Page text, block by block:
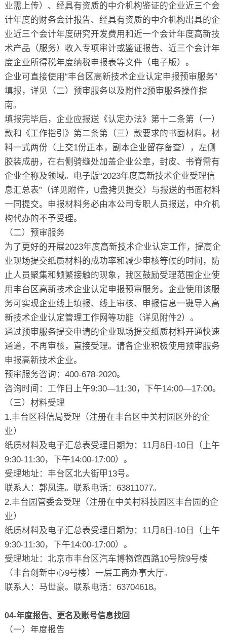
业需上传）、经具有资质的中介机构鉴证的企业近三个会
计年度的财务会计报告、经具有资质的中介机构出具的企
业近三个会计年度研究开发费用和近一个会计年度高新技
术产品（服务）收入专项审计或鉴证报告、近三个会计年
度企业所得税年度纳税申报表等文件（电子版）。
企业可直接使用“丰台区高新技术企业认定申报预审服务”
填报，详见（二）预审服务以及附件2预审服务操作指
南。
填报完毕后，企业应报送《认定办法》第十二条第（一）
款和《工作指引》第二条第（三）款要求的书面材料。材
料一式两份（上交1份正本，副本企业留存备查），左侧
胶装成册，在右侧骑缝处加盖企业公章，封皮、书脊需有
企业全称及领域。电子版“2023年度高新技术企业受理信
息汇总表”（详见附件，U盘拷贝提交）与报送的书面材料
一同提交。申报材料务必由本公司专职人员报送，中介机
构代办的不予受理。
（二）预审服务
为了更好的开展2023年度高新技术企业认定工作，提高企
业现场提交纸质材料的成功率和减少审核等候的时间，防
止人员聚集和频繁接触的现象，我区鼓励受理范围企业使
用丰台区高新技术企业认定申报预审服务。企业使用该服
务可实现企业线上填报、线上审核、申报信息一键导入高
新技术企业认定管理工作网等功能（详见附件2）。
通过预审服务提交申请的企业现场提交纸质材料开通快速
通道，不再审核，直接受理。请各企业积极使用预审服务
申报高新技术企业。
预审服务咨询：400-678-2020。
咨询时间：工作日上午9:30—11:30，下午14:00—17:00。
（三）材料受理
1.丰台区科信局受理（注册在丰台区中关村园区外的企
业）
纸质材料及电子汇总表受理日期为：11月8日-10日（上午
9:30-11:30，下午14:00-17:00）。
受理地址：丰台区北大街甲13号。
联系人：郭凤连。联系电话：63811077。
2.丰台园管委会受理（注册在中关村科技园区丰台园的企
业）
纸质材料及电子汇总表受理日期为：11月8日-10日（上午
9:30-11:30，下午14:00-17:00）。
受理地址：北京市丰台区汽车博物馆西路10号院9号楼
（丰台创新中心9号楼）一层工商办事大厅。
联系人：马世豪。联系电话：63704618。
04-年度报告、更名及账号信息找回
（一）年度报告